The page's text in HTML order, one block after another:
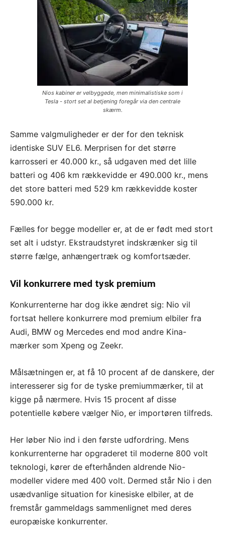
Nios kabiner er velbyggede, men minimalistiske som i
Tesla - stort set al betjening foregår via den centrale
skærm.
Samme valgmuligheder er der for den teknisk
identiske SUV EL6. Merprisen for det større
karrosseri er 40.000 kr., så udgaven med det lille
batteri og 406 km rækkevidde er 490.000 kr., mens
det store batteri med 529 km rækkevidde koster
590.000 kr.
Fælles for begge modeller er, at de er født med stort
set alt i udstyr. Ekstraudstyret indskrænker sig til
større fælge, anhængertræk og komfortsæder.
Vil konkurrere med tysk premium
Konkurrenterne har dog ikke ændret sig: Nio vil
fortsat hellere konkurrere mod premium elbiler fra
Audi, BMW og Mercedes end mod andre Kina-
mærker som Xpeng og Zeekr.
Målsætningen er, at få 10 procent af de danskere, der
interesserer sig for de tyske premiummærker, til at
kigge på nærmere. Hvis 15 procent af disse
potentielle købere vælger Nio, er importøren tilfreds.
Her løber Nio ind i den første udfordring. Mens
konkurrenterne har opgraderet til moderne 800 volt
teknologi, kører de efterhånden aldrende Nio-
modeller videre med 400 volt. Dermed står Nio i den
usædvanlige situation for kinesiske elbiler, at de
fremstår gammeldags sammenlignet med deres
europæiske konkurrenter.